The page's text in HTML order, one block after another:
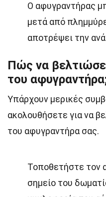
Ο αφυγραντήρας
μετά από
αποτρέψει την
Πώς να
του
Υπάρχουν μερικές
ακολουθήσετε για να
του αφυγραντήρα σας.
Τοποθετήστε τον
σημείο του